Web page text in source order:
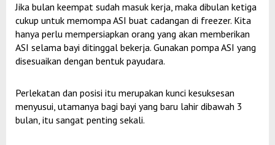
Jika bulan keempat sudah masuk kerja, maka dibulan ketiga
cukup untuk memompa ASI buat cadangan di freezer. Kita
hanya perlu mempersiapkan orang yang akan memberikan
ASI selama bayi ditinggal bekerja. Gunakan pompa ASI yang
disesuaikan dengan bentuk payudara.
Perlekatan dan posisi itu merupakan kunci kesuksesan
menyusui, utamanya bagi bayi yang baru lahir dibawah 3
bulan, itu sangat penting sekali.